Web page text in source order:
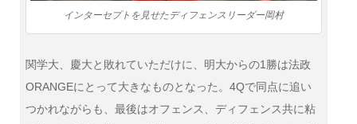
インターセプトを見せたディフェンスリーダー岡村
関学大、慶大と敗れていただけに、明大からの1勝は法政
ORANGEにとって大きなものとなった。4Qで同点に追い
つかれながらも、最後はオフェンス、ディフェンス共に粘